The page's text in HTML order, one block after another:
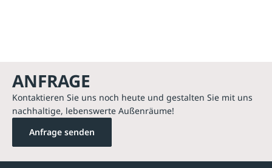
ANFRAGE
Kontaktieren Sie uns noch heute und gestalten Sie mit uns
nachhaltige, lebenswerte Außenräume!
Anfrage senden